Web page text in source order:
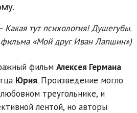
Какая тут психология! Душегубы.
«Мой друг Иван Лапшин»)
фильм Алексея Германа
Юрия. Произведение могло
треугольнике, и
лентой, но авторы